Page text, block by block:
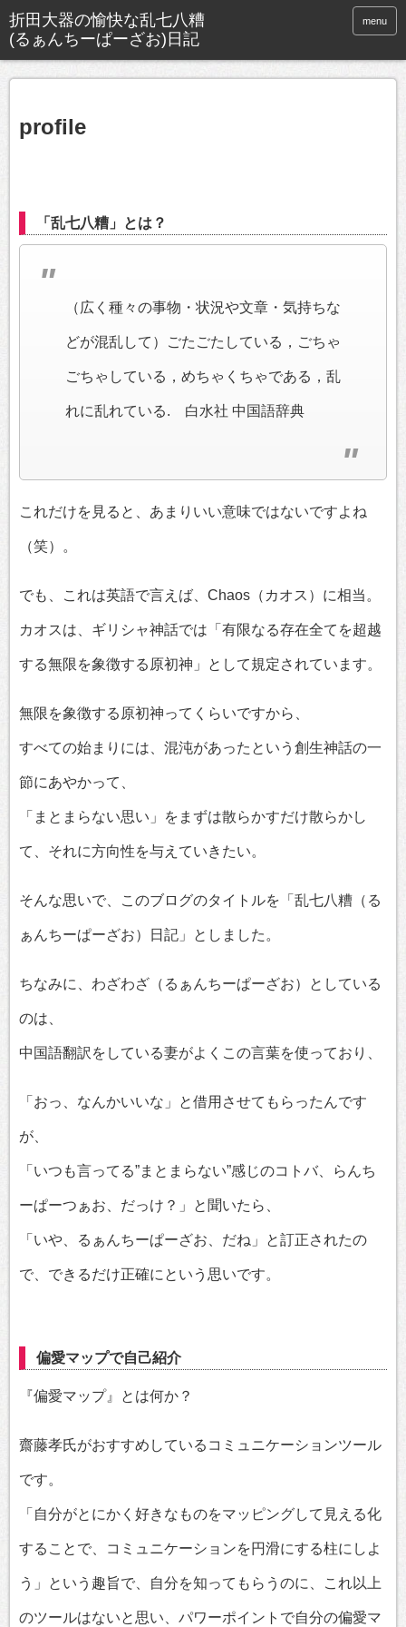
折田大器の愉快な乱七八糟
(るぁんちーぱーざお)日記
menu
profile
「乱七八糟」とは？
（広く種々の事物・状況や文章・気持ちな
どが混乱して）ごたごたしている，ごちゃ
ごちゃしている，めちゃくちゃである，乱
れに乱れている. 白水社 中国語辞典
これだけを見ると、あまりいい意味ではないですよね
（笑）。
でも、これは英語で言えば、Chaos（カオス）に相当。
カオスは、ギリシャ神話では「有限なる存在全てを超越
する無限を象徴する原初神」として規定されています。
無限を象徴する原初神ってくらいですから、
すべての始まりには、混沌があったという創生神話の一
節にあやかって、
「まとまらない思い」をまずは散らかすだけ散らかし
て、それに方向性を与えていきたい。
そんな思いで、このブログのタイトルを「乱七八糟（る
ぁんちーぱーざお）日記」としました。
ちなみに、わざわざ（るぁんちーぱーざお）としている
のは、
中国語翻訳をしている妻がよくこの言葉を使っており、
「おっ、なんかいいな」と借用させてもらったんです
が、
「いつも言ってる”まとまらない”感じのコトバ、らんち
ーぱーつぁお、だっけ？」と聞いたら、
「いや、るぁんちーぱーざお、だね」と訂正されたの
で、できるだけ正確にという思いです。
偏愛マップで自己紹介
『偏愛マップ』とは何か？
齋藤孝氏がおすすめしているコミュニケーションツール
です。
「自分がとにかく好きなものをマッピングして見える化
することで、コミュニケーションを円滑にする柱にしよ
う」という趣旨で、自分を知ってもらうのに、これ以上
のツールはないと思い、パワーポイントで自分の偏愛マ